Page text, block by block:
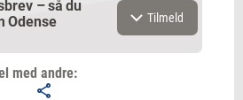
– så du
Odense
Tilmeld
med andre: